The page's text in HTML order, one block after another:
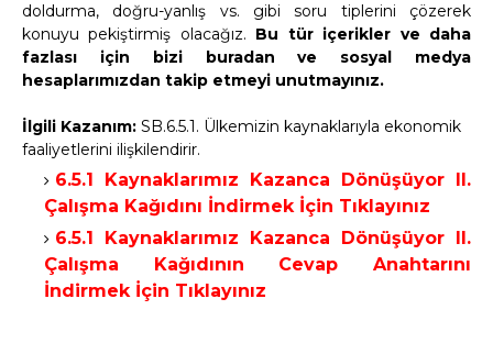
doldurma, doğru-yanlış vs. gibi soru tiplerini çözerek
konuyu pekiştirmiş olacağız. Bu tür içerikler ve daha
fazlası için bizi buradan ve sosyal medya
hesaplarımızdan takip etmeyi unutmayınız.
İlgili Kazanım: SB.6.5.1. Ülkemizin kaynaklarıyla ekonomik
faaliyetlerini ilişkilendirir.
6.5.1 Kaynaklarımız Kazanca Dönüşüyor II.
Çalışma Kağıdını İndirmek İçin Tıklayınız
6.5.1 Kaynaklarımız Kazanca Dönüşüyor II.
Çalışma Kağıdının Cevap Anahtarını
İndirmek İçin Tıklayınız